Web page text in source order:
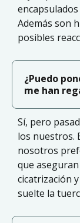
Además son
posibles
¿Puedo
me han
Sí, pero
los nuestros.
nosotros
que
cicatrización
suelte la